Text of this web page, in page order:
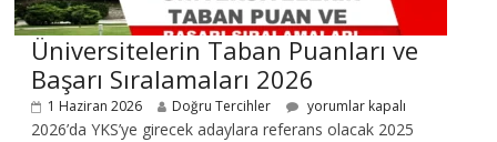
Üniversitelerin Taban Puanları ve
Başarı Sıralamaları 2026
1 Haziran 2026 Doğru Tercihler yorumlar kapalı
2026’da YKS’ye girecek adaylara referans olacak 2025